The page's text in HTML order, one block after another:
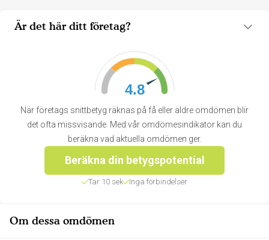
Är det här ditt företag?
4.8
När företags snittbetyg räknas på få eller äldre omdömen blir
det ofta missvisande. Med vår omdömesindikator kan du
beräkna vad aktuella omdömen ger.
Beräkna din betygspotential
Tar 10 sek Inga förbindelser
Om dessa omdömen